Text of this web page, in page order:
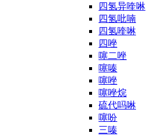
四氢异喹啉
四氢吡喃
四氢喹啉
四唑
噻二唑
噻嗪
噻唑
噻唑烷
硫代吗啉
噻吩
三嗪